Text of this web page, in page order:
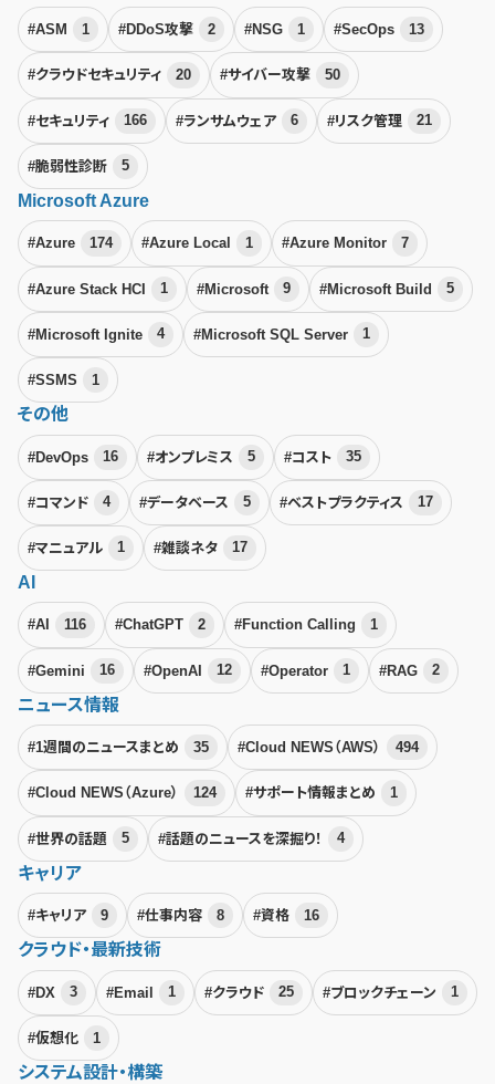
#ASM 1 #DDoS攻撃 2 #NSG 1 #SecOps 13
#クラウドセキュリティ 20 #サイバー攻撃 50
#セキュリティ 166 #ランサムウェア 6 #リスク管理 21
#脆弱性診断 5
Microsoft Azure
#Azure 174 #Azure Local 1 #Azure Monitor 7
#Azure Stack HCI 1 #Microsoft 9 #Microsoft Build 5
#Microsoft Ignite 4 #Microsoft SQL Server 1
#SSMS 1
その他
#DevOps 16 #オンプレミス 5 #コスト 35
#コマンド 4 #データベース 5 #ベストプラクティス 17
#マニュアル 1 #雑談ネタ 17
AI
#AI 116 #ChatGPT 2 #Function Calling 1
#Gemini 16 #OpenAI 12 #Operator 1 #RAG 2
ニュース情報
#1週間のニュースまとめ 35 #Cloud NEWS（AWS） 494
#Cloud NEWS（Azure） 124 #サポート情報まとめ 1
#世界の話題 5 #話題のニュースを深掘り！ 4
キャリア
#キャリア 9 #仕事内容 8 #資格 16
クラウド・最新技術
#DX 3 #Email 1 #クラウド 25 #ブロックチェーン 1
#仮想化 1
システム設計・構築